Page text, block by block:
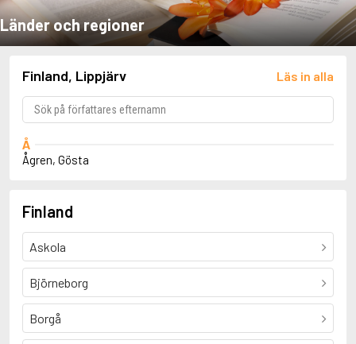
Länder och regioner
Finland, Lippjärv Läs in alla
Å
Ågren, Gösta
Finland
Askola
Björneborg
Borgå